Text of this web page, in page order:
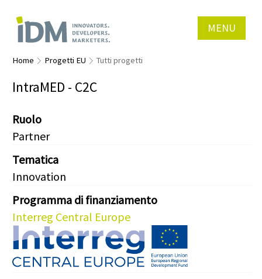
MENU
Home Progetti EU Tutti progetti
IntraMED - C2C
Ruolo
Partner
Tematica
Innovation
Programma di finanziamento
Interreg Central Europe